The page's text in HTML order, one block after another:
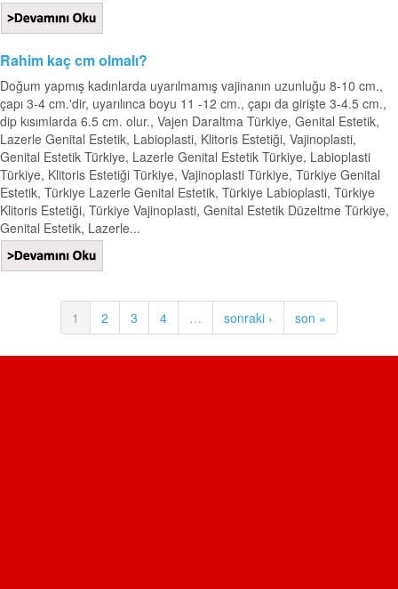
Rahim kaç cm olmalı?
Doğum yapmış kadınlarda uyarılmamış vajinanın uzunluğu 8-10 cm.,
çapı 3-4 cm.'dir, uyarılınca boyu 11 -12 cm., çapı da girişte 3-4.5 cm.,
dip kısımlarda 6.5 cm. olur., Vajen Daraltma Türkiye, Genital Estetik,
Lazerle Genital Estetik, Labioplasti, Klitoris Estetiği, Vajinoplasti,
Genital Estetik Türkiye, Lazerle Genital Estetik Türkiye, Labioplasti
Türkiye, Klitoris Estetiği Türkiye, Vajinoplasti Türkiye, Türkiye Genital
Estetik, Türkiye Lazerle Genital Estetik, Türkiye Labioplasti, Türkiye
Klitoris Estetiği, Türkiye Vajinoplasti, Genital Estetik Düzeltme Türkiye,
Genital Estetik, Lazerle...
1 2 3 4 … sonraki › son »